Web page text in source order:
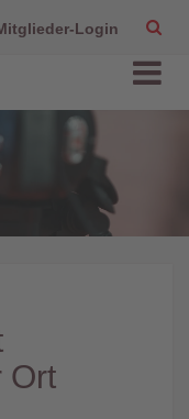
Login
Ort